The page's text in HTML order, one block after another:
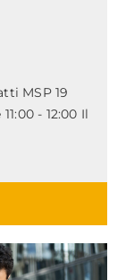
MSP 19
- 12:00 Il